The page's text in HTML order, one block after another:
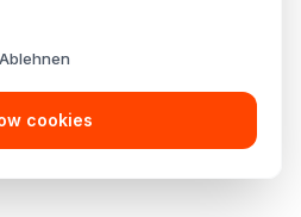
Ablehnen
cookies